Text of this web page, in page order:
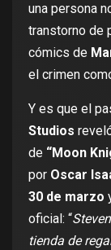
una persona
transtorno de
cómics de
el crimen
Y es que el
Studios
de “Moon
por Oscar
30 de marzo
oficial: “
tienda de